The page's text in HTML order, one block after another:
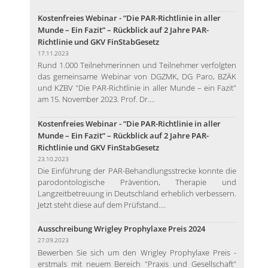
Kostenfreies Webinar - “Die PAR-Richtlinie in aller
Munde – Ein Fazit” – Rückblick auf 2 Jahre PAR-
Richtlinie und GKV FinStabGesetz
17.11.2023
Rund 1.000 Teilnehmerinnen und Teilnehmer verfolgten
das gemeinsame Webinar von DGZMK, DG Paro, BZÄK
und KZBV "Die PAR-Richtlinie in aller Munde – ein Fazit"
am 15. November 2023. Prof. Dr....
Kostenfreies Webinar - “Die PAR-Richtlinie in aller
Munde – Ein Fazit” – Rückblick auf 2 Jahre PAR-
Richtlinie und GKV FinStabGesetz
23.10.2023
Die Einführung der PAR-Behandlungsstrecke konnte die
parodontologische Prävention, Therapie und
Langzeitbetreuung in Deutschland erheblich verbessern.
Jetzt steht diese auf dem Prüfstand....
Ausschreibung Wrigley Prophylaxe Preis 2024
27.09.2023
Bewerben Sie sich um den Wrigley Prophylaxe Preis -
erstmals mit neuem Bereich "Praxis und Gesellschaft"